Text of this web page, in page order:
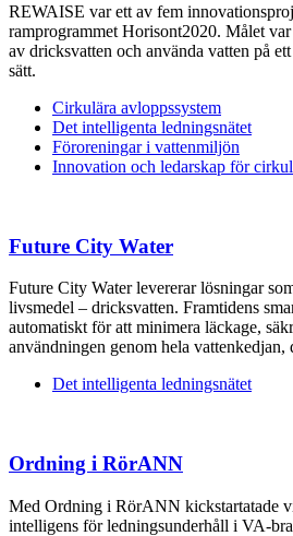
REWAISE var ett av fem
ramprogrammet Horisont2020. Målet
av dricksvatten och använda vatten på
sätt.
Cirkulära avloppssystem
Det intelligenta ledningsnätet
Föroreningar i vattenmiljön
Innovation och ledarskap för
Future City Water
Future City Water levererar lösningar
livsmedel – dricksvatten. Framtidens
automatiskt för att minimera läckage,
användningen genom hela vattenkedjan,
Det intelligenta ledningsnätet
Ordning i RörANN
Med Ordning i RörANN kickstartatade
intelligens för ledningsunderhåll i VA-